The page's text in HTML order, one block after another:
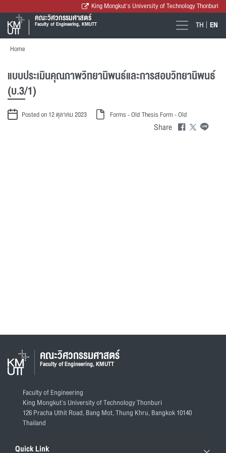
King Mongkut's University of Technology Thonburi
คณะวิศวกรรมศาสตร์
Faculty of Engineering, KMUTT TH EN
Home
แบบประเมินคุณภาพวิทยานิพนธ์และการสอบวิทยานิพนธ์
(บ.3/1)
Posted on 12 ตุลาคม 2023 Forms - OldThesis Form - Old
Share
คณะวิศวกรรมศาสตร์
Faculty of Engineering, KMUTT
Faculty of Engineering
King Mongkut's University of Technology Thonburi
126 Pracha Uthit Road, Bang Mot, Thung Khru, Bangkok 10140
Thailand
Quick Link